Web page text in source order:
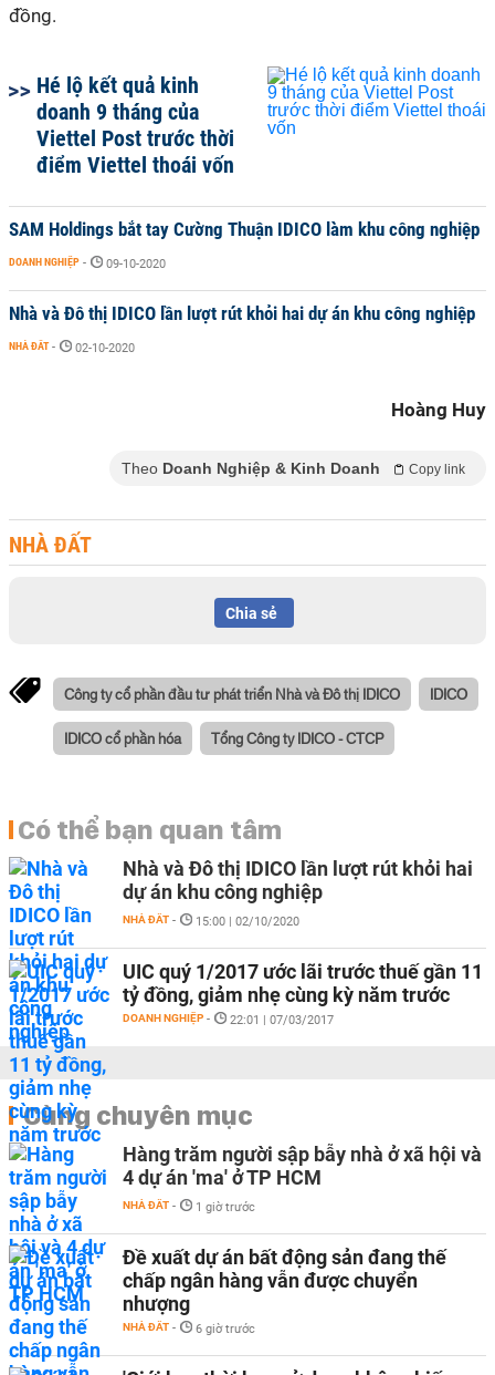
đồng.
Hé lộ kết quả kinh
doanh 9 tháng của
Viettel Post trước thời
điểm Viettel thoái vốn
SAM Holdings bắt tay Cường Thuận IDICO làm khu công nghiệp
DOANH NGHIỆP - 09-10-2020
Nhà và Đô thị IDICO lần lượt rút khỏi hai dự án khu công nghiệp
NHÀ ĐẤT - 02-10-2020
Hoàng Huy
Theo Doanh Nghiệp & Kinh Doanh Copy link
NHÀ ĐẤT
Chia sẻ
Công ty cổ phần đầu tư phát triển Nhà và Đô thị IDICO IDICO
IDICO cổ phần hóa Tổng Công ty IDICO - CTCP
Có thể bạn quan tâm
Nhà và Đô thị IDICO lần lượt rút khỏi hai
dự án khu công nghiệp
NHÀ ĐẤT - 15:00 | 02/10/2020
UIC quý 1/2017 ước lãi trước thuế gần 11
tỷ đồng, giảm nhẹ cùng kỳ năm trước
DOANH NGHIỆP - 22:01 | 07/03/2017
Cùng chuyên mục
Hàng trăm người sập bẫy nhà ở xã hội và
4 dự án 'ma' ở TP HCM
NHÀ ĐẤT - 1 giờ trước
Đề xuất dự án bất động sản đang thế
chấp ngân hàng vẫn được chuyển
nhượng
NHÀ ĐẤT - 6 giờ trước